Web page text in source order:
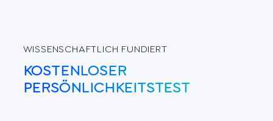
WISSENSCHAFTLICH FUNDIERT
KOSTENLOSER
PERSÖNLICHKEITSTEST